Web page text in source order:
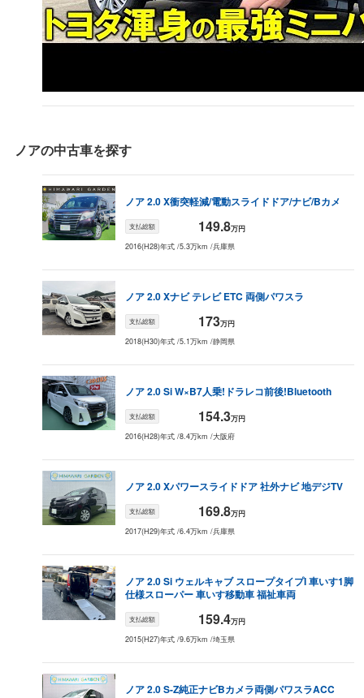
2008年式
（ ー万円） データがない データがない データがない デー
データがない データがない データがない デー
2004 年式
（ー万円）
2003年式
（ー万円） データがない データがない データがない デー
2002年式
2001年式
（ー万円）
ノアの中古車を探す
ノア2.0 X衝突軽減/電動スライドドア/ナビ/Bカメ
支払総額 149.8万円
2016(H28)年式 /5.3万km /兵庫県
ノア2.0 Xナビ テレビ ETC 両側パワスラ
支払総額 173万円
2018(H30)年式 /5.1万km /静岡県
ノア2.0 Si W×B7人乗!ドラレコ前後!Bluetooth
支払総額 154.3万円
2016(H28)年式 /8.4万km /大阪府
ノア2.0 Xパワースライドドア 社外ナビ 地デジTV
支払総額 169.8万円
2017(H29)年式 /6.4万km /兵庫県
ノア2.0 Si ウェルキャブ スロープタイプI 車いす1脚
仕様スローパー 車いす移動車 福祉車両
支払総額 159.4万円
2015(H27)年式 /9.6万km /埼玉県
ノア2.0 S-Z純正ナビBカメラ両側パワスラACC